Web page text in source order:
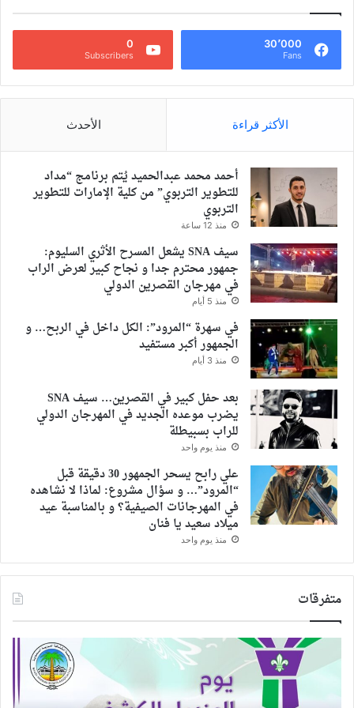
30٬000
Fans
0
Subscribers
الأكثر قراءة الأحدث
أحمد محمد عبدالحميد يُتم برنامج “مداد
للتطوير التربوي” من كلية الإمارات للتطوير
التربوي
منذ 12 ساعة
سيف SNA يشعل المسرح الأثري السليوم:
جمهور محترم جدا و نجاح كبير لعرض الراب
في مهرجان القصرين الدولي
منذ 5 أيام
في سهرة “المرود”: الكل داخل في الربح… و
الجمهور أكبر مستفيد
منذ 3 أيام
بعد حفل كبير في القصرين… سيف SNA
يضرب موعده الجديد في المهرجان الدولي
للراب بسبيطلة
منذ يوم واحد
علي رابح يسحر الجمهور 30 دقيقة قبل
“المرود”… و سؤال مشروع: لماذا لا نشاهده
في المهرجانات الصيفية؟ و بالمناسبة عيد
ميلاد سعيد يا فنان
منذ يوم واحد
متفرقات
كشافة
السعودية
يشاركون